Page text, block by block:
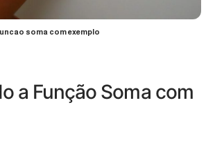
soma com exemplo
a Função Soma com